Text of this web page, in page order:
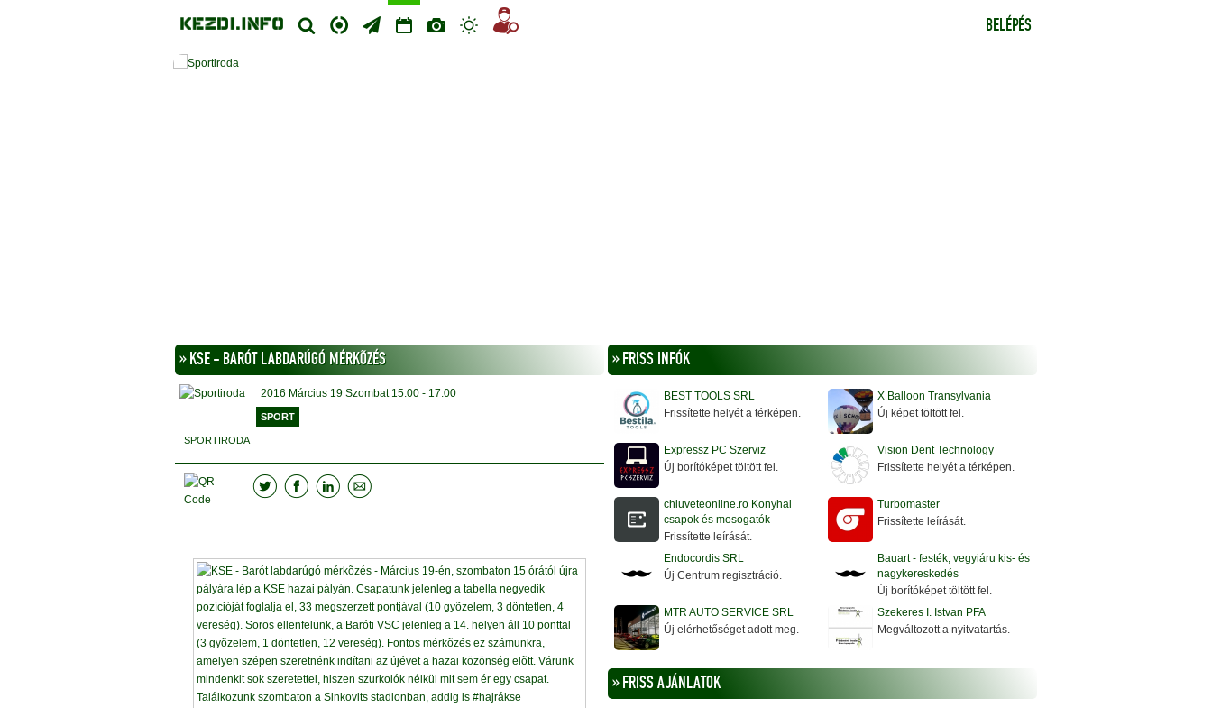
BELÉPÉS
» KSE - BARÓT LABDARÚGÓ MÉRKÕZÉS
2016 Március 19 Szombat 15:00 - 17:00
SPORT
SPORTIRODA
» FRISS INFÓK
BEST TOOLS SRL
Frissítette helyét a térképen.
X Balloon Transylvania
Új képet töltött fel.
Expressz PC Szerviz
Új borítóképet töltött fel.
Vision Dent Technology
Frissítette helyét a térképen.
chiuveteonline.ro Konyhai
csapok és mosogatók
Frissítette leírását.
Turbomaster
Frissítette leírását.
Endocordis SRL
Új Centrum regisztráció.
Bauart - festék, vegyiáru kis- és
nagykereskedés
Új borítóképet töltött fel.
MTR AUTO SERVICE SRL
Új elérhetőséget adott meg.
Szekeres I. Istvan PFA
Megváltozott a nyitvatartás.
» FRISS AJÁNLATOK